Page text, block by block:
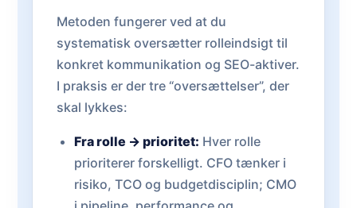
Metoden fungerer ved at du
systematisk oversætter rolleindsigt til
konkret kommunikation og SEO-aktiver.
I praksis er der tre “oversættelser”, der
skal lykkes:
Fra rolle → prioritet: Hver rolle
prioriterer forskelligt. CFO tænker i
risiko, TCO og budgetdisciplin; CMO